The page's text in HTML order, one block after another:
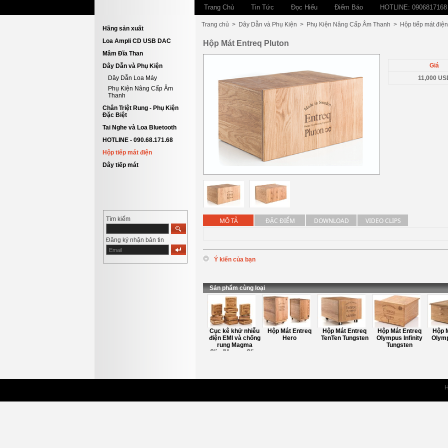
Trang Chủ Tin Tức Đọc Hiểu Điểm Báo HOTLINE: 0906817168
Hãng sản xuất
Loa Ampli CD USB DAC
Mâm Đĩa Than
Dây Dẫn và Phụ Kiện
Dây Dẫn Loa Máy
Phụ Kiện Nâng Cấp Âm
Thanh
Chân Triệt Rung - Phụ Kiện
Đặc Biệt
Tai Nghe và Loa Bluetooth
HOTLINE - 090.68.171.68
Hộp tiếp mát điện
Dây tiếp mát
Tìm kiếm
Đăng ký nhận bản tin
Trang chủ > Dây Dẫn và Phụ Kiện > Phụ Kiện Nâng Cấp Âm Thanh > Hộp tiếp mát điện
Hộp Mát Entreq Pluton
Giá
11,000
MÔ TẢ ĐẶC ĐIỂM DOWNLOAD VIDEO CLIPS
Ý kiến của bạn
* Nội dung:
Sản phẩm cùng loại
Cục kê khử nhiễu
điện EMI và chống
rung Magma
Slim/Magma Slim
Hộp Mát Entreq
Hero
Hộp Mát Entreq
TenTen Tungsten
Hộp Mát Entreq
Olympus Infinity
Tungsten
Hộp